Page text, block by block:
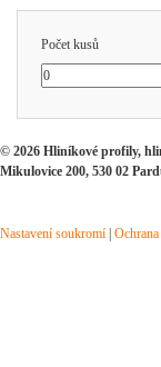
Počet kusů
© 2026 Hliníkové profily,
Mikulovice 200, 530 02
Nastavení soukromí